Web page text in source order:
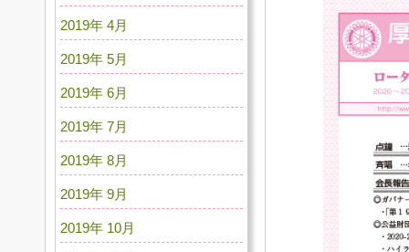
2019年 4月
2019年 5月
2019年 6月
2019年 7月
2019年 8月
2019年 9月
2019年 10月